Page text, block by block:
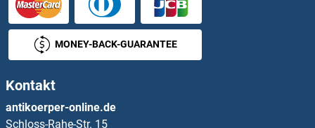
HSP70 ELISA Kits
HSP70 1A ELISA Kits
HSP90 ELISA Kits
MONEY-BACK-GUARANTEE
Kontakt
antikoerper-online.de
Schloss-Rahe-Str. 15